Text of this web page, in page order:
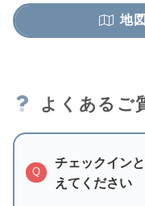
地
よくあるご
Q
チェックイン
えてください